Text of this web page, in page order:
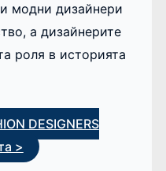
модни дизайнери
а дизайнерите
роля в историята
DESIGNERS
>